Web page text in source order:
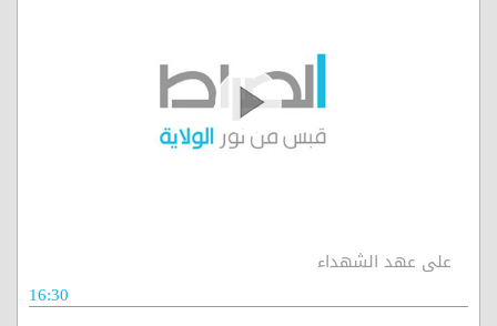
على عهد الشهداء
16:30